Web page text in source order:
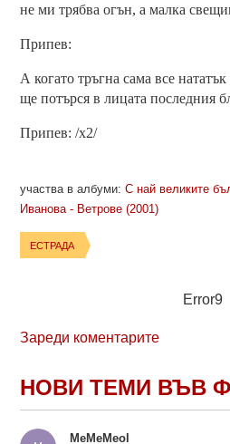
не ми трябва огън, а малка
Припев:
А когато тръгна сама все нататък
ще потърся в лицата последния
Припев: /х2/
участва в албуми:С най великите
Иванова - Ветрове (2001)
ЕСТРАДА
Error9
Зареди коментарите
НОВИ ТЕМИ ВЪВ
MeMeMeol